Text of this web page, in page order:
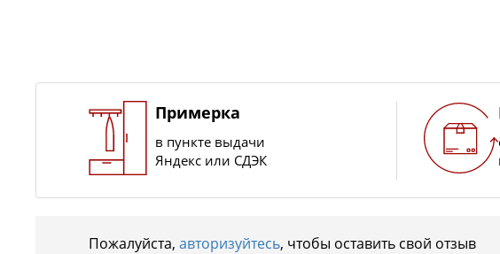
Примерка
в пункте выдачи
Яндекс или СДЭК
Пожалуйста, авторизуйтесь, чтобы оставить свой отзыв